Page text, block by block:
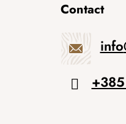
Contact
info